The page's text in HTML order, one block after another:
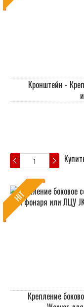
Кронштейн -
HIT
Крепление